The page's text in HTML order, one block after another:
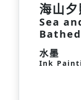
海山夕
Sea
水墨
Ink